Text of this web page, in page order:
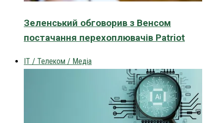
Зеленський обговорив з Венсом
постачання перехоплювачів Patriot
IT / Телеком / Медіа